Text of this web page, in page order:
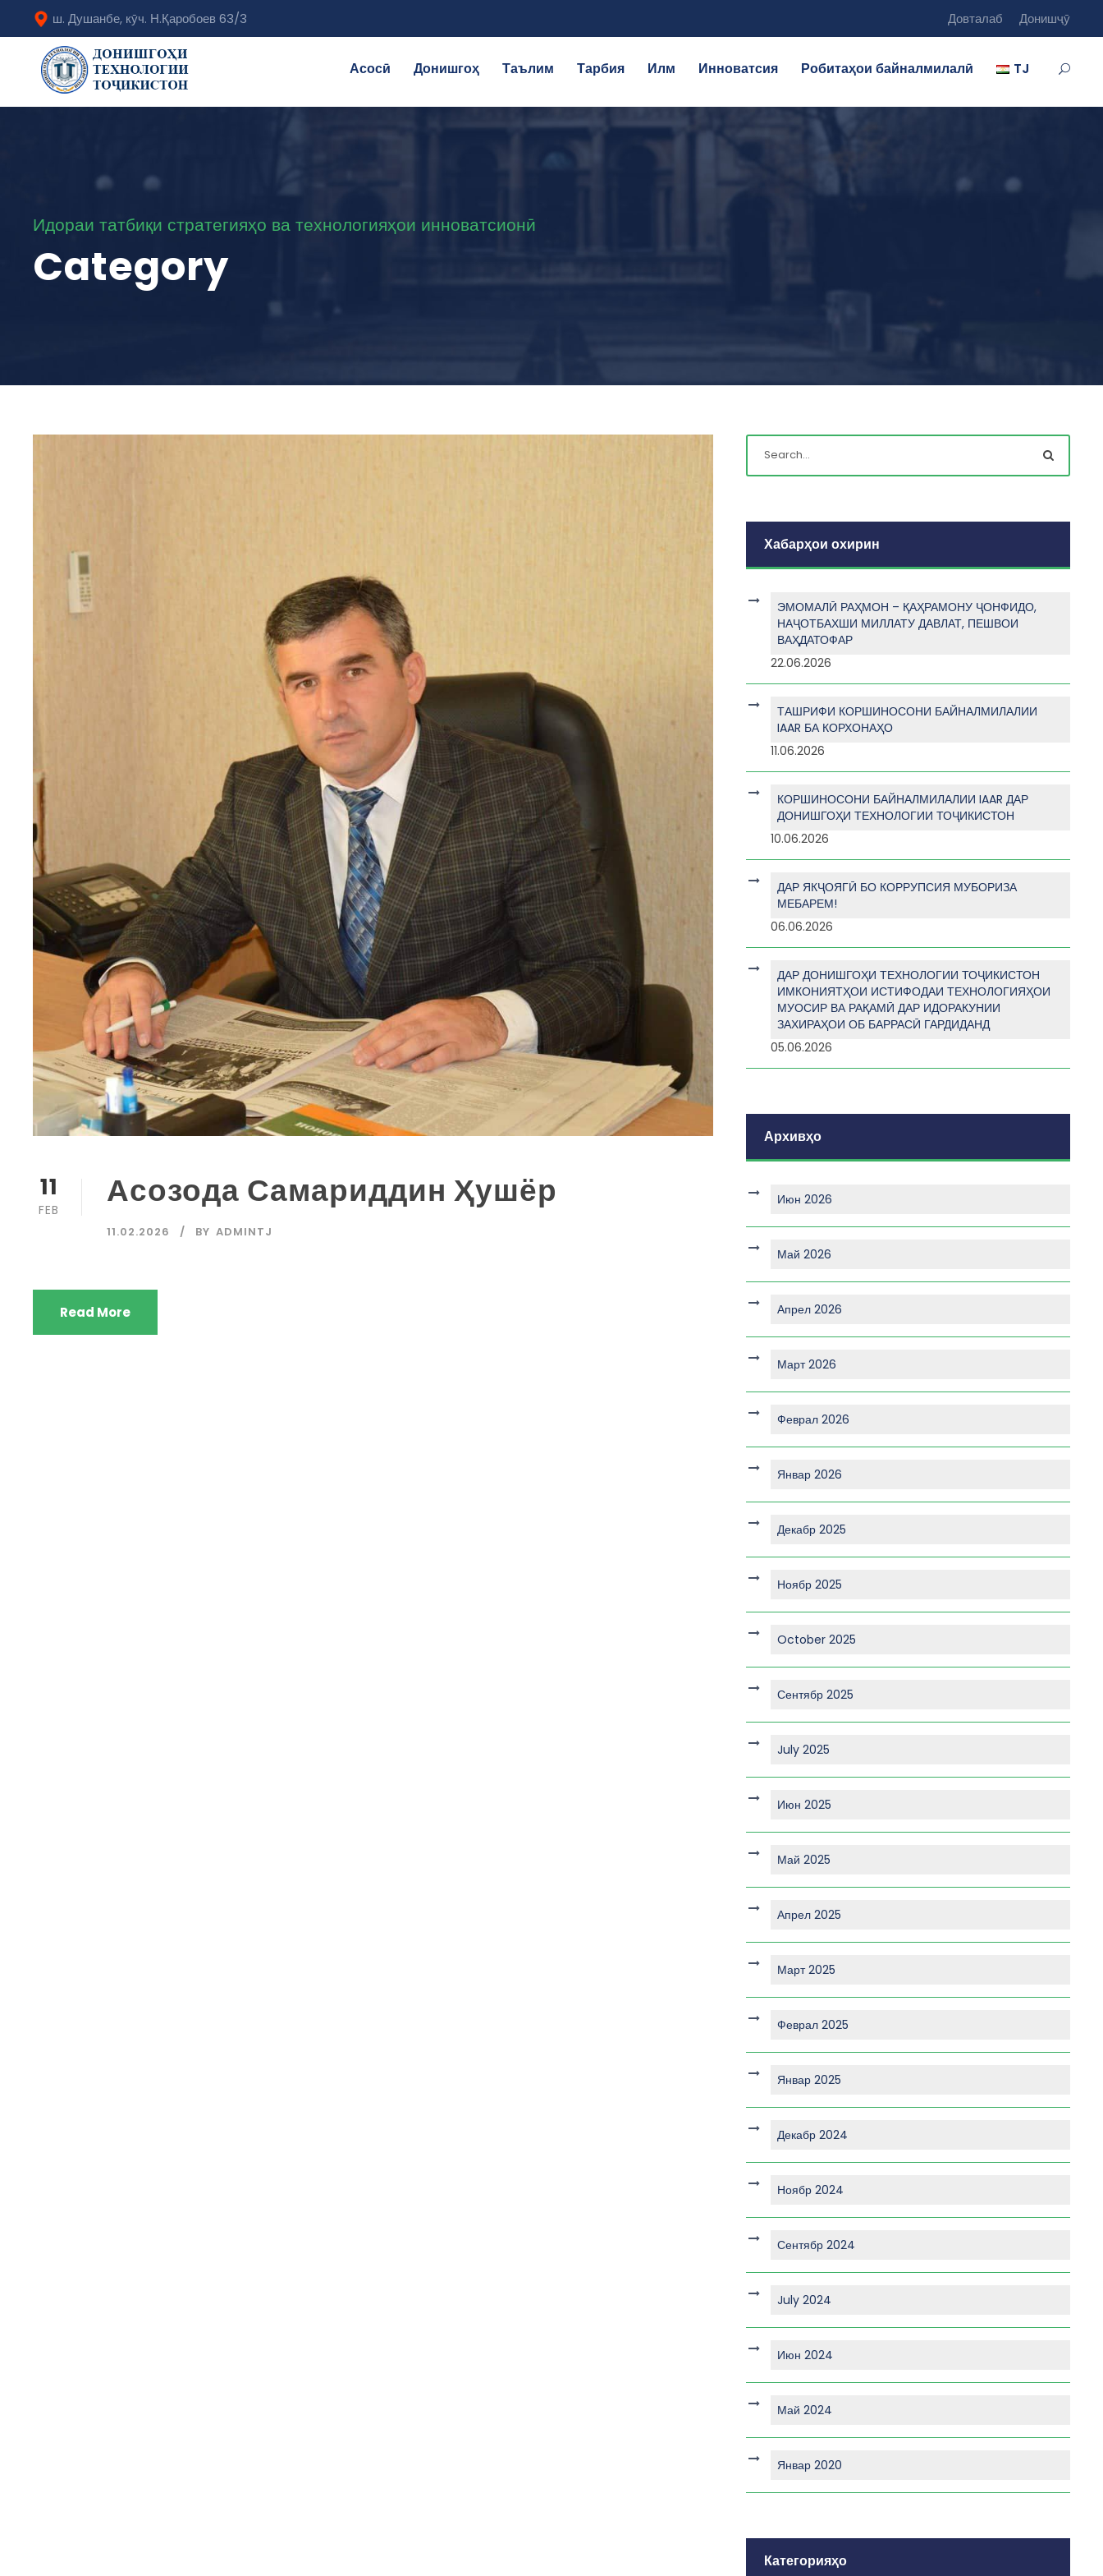
ш. Душанбе, кӯч. Н.Қаробоев 63/3 Довталаб Донишҷӯ
Асосӣ Донишгоҳ Таълим Тарбия Илм Инноватсия Робитаҳои байналмилалӣ TJ
Идораи татбиқи стратегияҳо ва технологияҳои инноватсионӣ
Category
11
FEB Асозода Самариддин Ҳушёр
11.02.2026 BY ADMINTJ
Read More
Хабарҳои охирин
ЭМОМАЛӢ РАҲМОН – ҚАҲРАМОНУ ҶОНФИДО,
НАҶОТБАХШИ МИЛЛАТУ ДАВЛАТ, ПЕШВОИ
ВАҲДАТОФАР
22.06.2026
ТАШРИФИ КОРШИНОСОНИ БАЙНАЛМИЛАЛИИ
IAAR БА КОРХОНАҲО
11.06.2026
КОРШИНОСОНИ БАЙНАЛМИЛАЛИИ IAAR ДАР
ДОНИШГОҲИ ТЕХНОЛОГИИ ТОҶИКИСТОН
10.06.2026
ДАР ЯКҶОЯГӢ БО КОРРУПСИЯ МУБОРИЗА
МЕБАРЕМ!
06.06.2026
ДАР ДОНИШГОҲИ ТЕХНОЛОГИИ ТОҶИКИСТОН
ИМКОНИЯТҲОИ ИСТИФОДАИ ТЕХНОЛОГИЯҲОИ
МУОСИР ВА РАҚАМӢ ДАР ИДОРАКУНИИ
ЗАХИРАҲОИ ОБ БАРРАСӢ ГАРДИДАНД
05.06.2026
Архивҳо
Июн 2026
Май 2026
Апрел 2026
Март 2026
Феврал 2026
Январ 2026
Декабр 2025
Ноябр 2025
October 2025
Сентябр 2025
July 2025
Июн 2025
Май 2025
Апрел 2025
Март 2025
Феврал 2025
Январ 2025
Декабр 2024
Ноябр 2024
Сентябр 2024
July 2024
Июн 2024
Май 2024
Январ 2020
Категорияҳо